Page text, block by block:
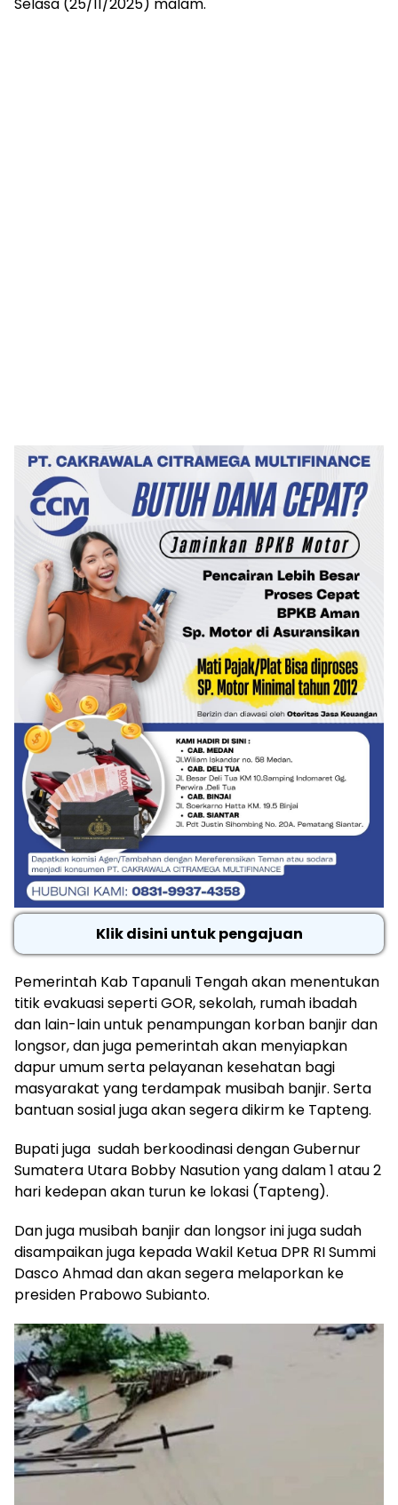
Selasa (25/11/2025) malam.
Klik disini untuk pengajuan
Pemerintah Kab Tapanuli Tengah akan menentukan
titik evakuasi seperti GOR, sekolah, rumah ibadah
dan lain-lain untuk penampungan korban banjir dan
longsor, dan juga pemerintah akan menyiapkan
dapur umum serta pelayanan kesehatan bagi
masyarakat yang terdampak musibah banjir. Serta
bantuan sosial juga akan segera dikirm ke Tapteng.
Bupati juga sudah berkoodinasi dengan Gubernur
Sumatera Utara Bobby Nasution yang dalam 1 atau 2
hari kedepan akan turun ke lokasi (Tapteng).
Dan juga musibah banjir dan longsor ini juga sudah
disampaikan juga kepada Wakil Ketua DPR RI Summi
Dasco Ahmad dan akan segera melaporkan ke
presiden Prabowo Subianto.